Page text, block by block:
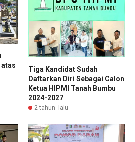
atas
Tiga Kandidat Sudah
Daftarkan Diri Sebagai Calon
Ketua HIPMI Tanah Bumbu
2024-2027
2 tahun lalu